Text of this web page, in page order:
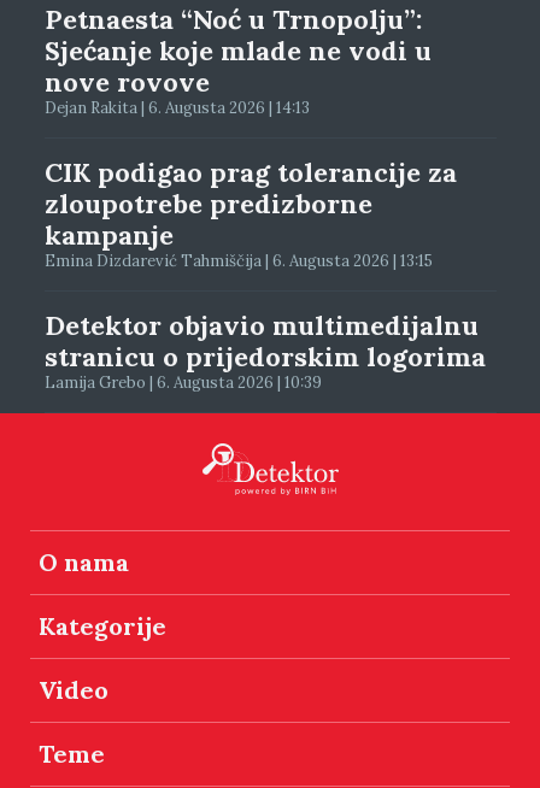
Petnaesta “Noć u Trnopolju”:
Sjećanje koje mlade ne vodi u
nove rovove
Dejan Rakita | 6. Augusta 2026 | 14:13
CIK podigao prag tolerancije za
zloupotrebe predizborne
kampanje
Emina Dizdarević Tahmiščija | 6. Augusta 2026 | 13:15
Detektor objavio multimedijalnu
stranicu o prijedorskim logorima
Lamija Grebo | 6. Augusta 2026 | 10:39
O nama
Kategorije
Video
Teme